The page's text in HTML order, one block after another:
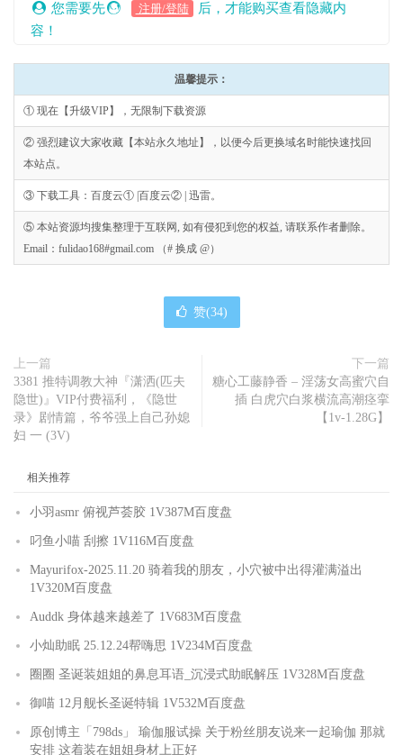
您需要先
注册/登陆
后，才能购买查看隐藏内
容！
温馨提示：
① 现在【升级VIP】，无限制下载资源
② 强烈建议大家收藏【本站永久地址】，以便今后更换域名时能快速找回
本站点。
③ 下载工具：百度云① |百度云② | 迅雷。
⑤ 本站资源均搜集整理于互联网, 如有侵犯到您的权益, 请联系作者删除。
Email：fulidao168#gmail.com （# 换成 @）
赞(34)
上一篇
3381 推特调教大神『潇洒(匹夫
隐世)』VIP付费福利，《隐世
录》剧情篇，爷爷强上自己孙媳
妇 一 (3V)
下一篇
糖心工藤静香 – 淫荡女高蜜穴自
插 白虎穴白浆横流高潮痉挛
【1v-1.28G】
相关推荐
小羽asmr 俯视芦荟胶 1V387M百度盘
叼鱼小喵 刮擦 1V116M百度盘
Mayurifox-2025.11.20 骑着我的朋友，小穴被中出得灌满溢出
1V320M百度盘
Auddk 身体越来越差了 1V683M百度盘
小灿助眠 25.12.24帮嗨思 1V234M百度盘
圈圈 圣诞装姐姐的鼻息耳语_沉浸式助眠解压 1V328M百度盘
御喵 12月舰长圣诞特辑 1V532M百度盘
原创博主「798ds」 瑜伽服试操 关于粉丝朋友说来一起瑜伽 那就
安排 这着装在姐姐身材上正好